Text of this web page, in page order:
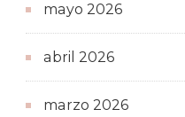
mayo 2026
abril 2026
marzo 2026